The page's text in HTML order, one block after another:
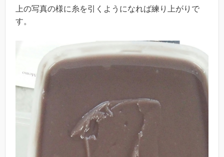
上の写真の様に糸を引くようになれば練り上がりで
す。